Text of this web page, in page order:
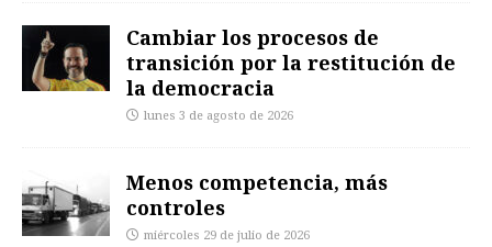
Cambiar los procesos de
transición por la restitución de
la democracia
lunes 3 de agosto de 2026
Menos competencia, más
controles
miércoles 29 de julio de 2026